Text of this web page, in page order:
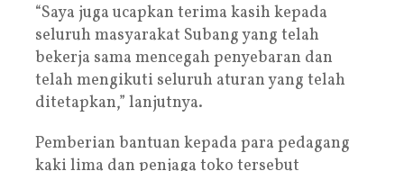
“Saya juga ucapkan terima kasih kepada
seluruh masyarakat Subang yang telah
bekerja sama mencegah penyebaran dan
telah mengikuti seluruh aturan yang telah
ditetapkan,” lanjutnya.
Pemberian bantuan kepada para pedagang
kaki lima dan penjaga toko tersebut